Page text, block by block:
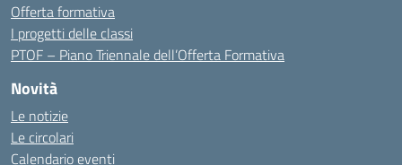
Offerta formativa
I progetti delle classi
PTOF – Piano Triennale dell’Offerta Formativa
Novità
Le notizie
Le circolari
Calendario eventi